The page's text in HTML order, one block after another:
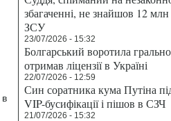
в
збагаченні, не знайшов 12
ЗСУ
23/07/2026 - 15:32
Болгарський воротила
отримав ліцензії в Україні
22/07/2026 - 12:59
Син соратника кума Путіна
VIP-бусифікації і пішов в СЗЧ
21/07/2026 - 15:32